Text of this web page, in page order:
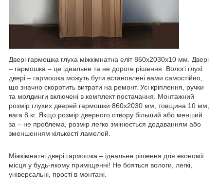
Двері гармошка глуха міжкімнатна еліт 860х2030х10 мм. Двері
– гармошка – це ідеальне та не дороге рішення. Вологі глухі
двері – гармошка можуть бути встановлені вами самостійно,
що значно скоротить витрати на ремонт. Усі кріплення, ручки
та молдинги включені в комплект постачання. Монтажний
розмір глухих дверей гармошки 860х2030 мм, товщина 10 мм,
вага 8 кг. Якщо розмір дверного отвору більший або менший
за – не проблема, розмір легко змінюється додаванням або
зменшенням кількості ламелей.
Міжкімнатні двері гармошка – ідеальне рішення для економії
місця у будь-якому приміщенні! Не бояться вологи, легкі,
універсальні, прості в монтажі.